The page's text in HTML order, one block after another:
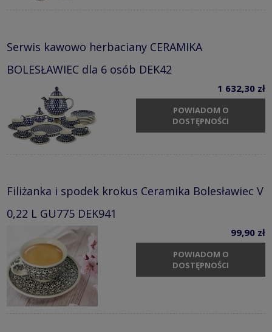
Serwis kawowo herbaciany CERAMIKA
BOLESŁAWIEC dla 6 osób DEK42
1 632,30 zł
POWIADOM O
DOSTĘPNOŚCI
Filiżanka i spodek krokus Ceramika Bolesławiec V
0,22 L GU775 DEK941
99,90 zł
POWIADOM O
DOSTĘPNOŚCI